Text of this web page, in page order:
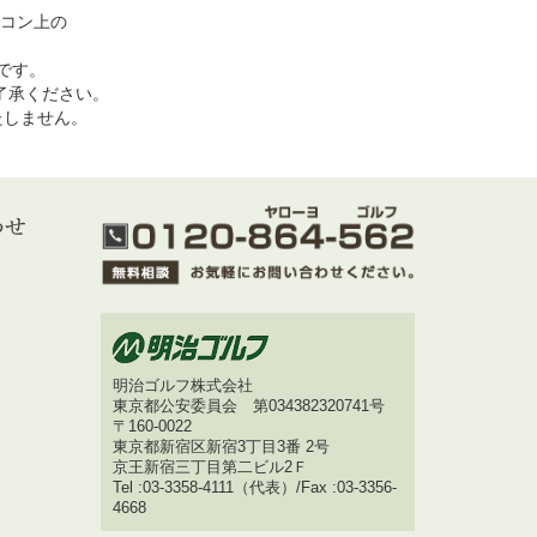
ン上の
。
ください。
ません。
明治ゴルフ株式会社
東京都公安委員会 第034382320741号
〒160-0022
東京都新宿区新宿3丁目3番 2号
京王新宿三丁目第二ビル2Ｆ
Tel :03-3358-4111（代表）/Fax :03-3356-
4668